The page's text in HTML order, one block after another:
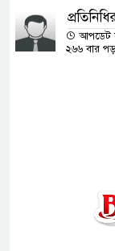
আপডেট
২৬৬ বার